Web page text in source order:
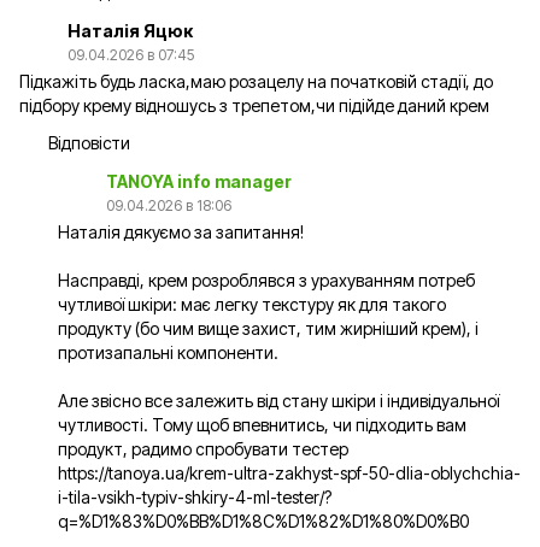
Наталія Яцюк
09.04.2026 в 07:45
Підкажіть будь ласка,маю розацелу на початковій стадії, до
підбору крему відношусь з трепетом,чи підійде даний крем
Відповісти
TANOYA info manager
09.04.2026 в 18:06
Наталія дякуємо за запитання!
Насправді, крем розроблявся з урахуванням потреб
чутливої шкіри: має легку текстуру як для такого
продукту (бо чим вище захист, тим жирніший крем), і
протизапальні компоненти.
Але звісно все залежить від стану шкіри і індивідуальної
чутливості. Тому щоб впевнитись, чи підходить вам
продукт, радимо спробувати тестер
https://tanoya.ua/krem-ultra-zakhyst-spf-50-dlia-oblychchia-
i-tila-vsikh-typiv-shkiry-4-ml-tester/?
q=%D1%83%D0%BB%D1%8C%D1%82%D1%80%D0%B0